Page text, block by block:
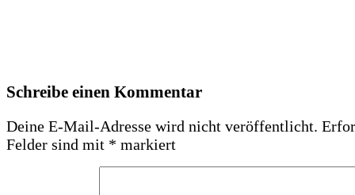
Schreibe einen Kommentar
Deine E-Mail-Adresse wird nicht veröffentlicht.
Felder sind mit * markiert